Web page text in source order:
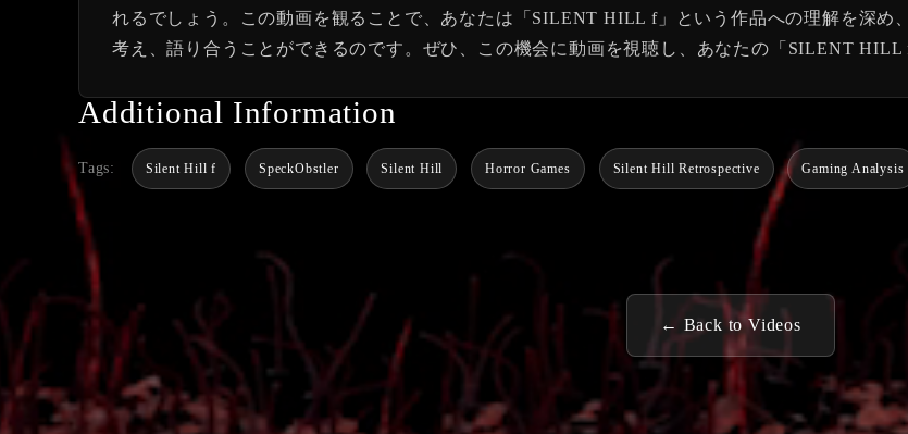
れるでしょう。この動画を観ることで、あなたは「SILENT HILL f」という作品への理解を深め
考え、語り合うことができるのです。ぜひ、この機会に動画を視聴し、あなたの「SILENT HILL
Additional Information
Tags: Silent Hill f SpeckObstler Silent Hill Horror Games Silent Hill Retrospective Gaming Analysis
← Back to Videos